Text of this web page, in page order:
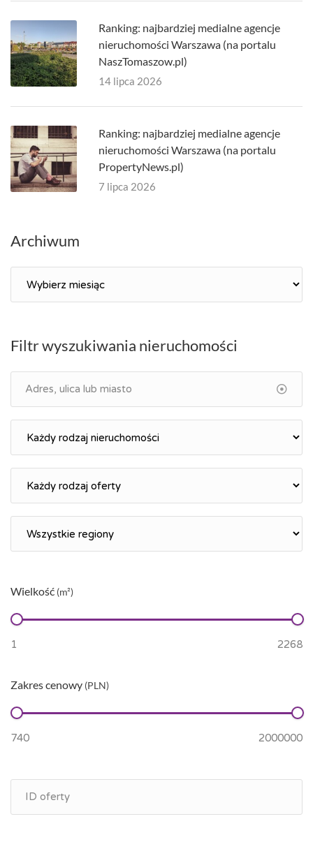
Ranking: najbardziej medialne agencje
nieruchomości Warszawa (na portalu
NaszTomaszow.pl)
14 lipca 2026
Ranking: najbardziej medialne agencje
nieruchomości Warszawa (na portalu
PropertyNews.pl)
7 lipca 2026
Archiwum
Filtr wyszukiwania nieruchomości
Wielkość (m²)
Zakres cenowy (PLN)